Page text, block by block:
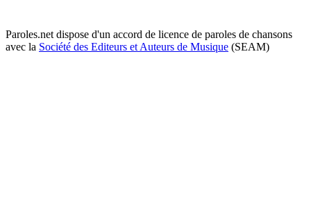
Paroles.net dispose d'un accord de licence de paroles de chansons
avec la Société des Editeurs et Auteurs de Musique (SEAM)